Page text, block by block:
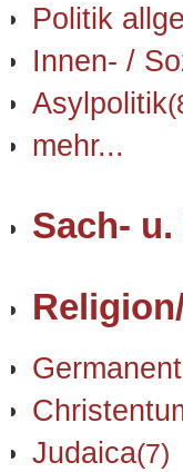
Politik
Innen- /
Asylpolitik
mehr...
Sach-
Judaica(7)